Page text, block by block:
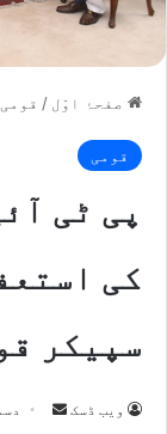
صفحۂ اوّل / قومی
قومی
پی ٹی
کی
سپیکر
ویب ڈسک
Send دسمبر